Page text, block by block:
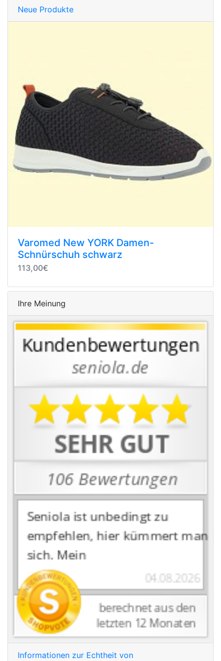
Neue Produkte
Varomed New YORK Damen-
Schnürschuh schwarz
113,00€
Ihre Meinung
Informationen zur Echtheit von